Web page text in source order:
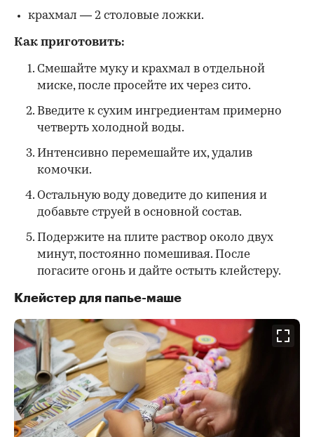
крахмал — 2 столовые ложки.
Как приготовить:
Смешайте муку и крахмал в отдельной
миске, после просейте их через сито.
Введите к сухим ингредиентам примерно
четверть холодной воды.
Интенсивно перемешайте их, удалив
комочки.
Остальную воду доведите до кипения и
добавьте струей в основной состав.
Подержите на плите раствор около двух
минут, постоянно помешивая. После
погасите огонь и дайте остыть клейстеру.
Клейстер для папье-маше